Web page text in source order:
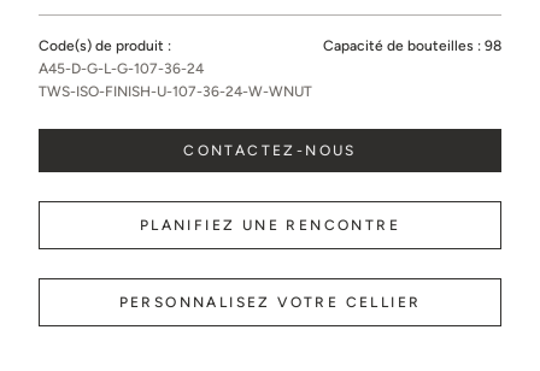
Code(s) de produit :
A45-D-G-L-G-107-36-24
TWS-ISO-FINISH-U-107-36-24-W-WNUT
Capacité de bouteilles : 98
CONTACTEZ-NOUS
PLANIFIEZ UNE RENCONTRE
PERSONNALISEZ VOTRE CELLIER